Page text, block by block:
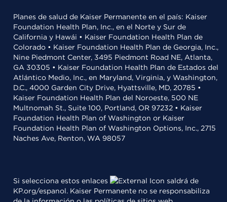
Planes de salud de Kaiser Permanente en el país: Kaiser
Foundation Health Plan, Inc., en el Norte y Sur de
California y Hawái • Kaiser Foundation Health Plan de
Colorado • Kaiser Foundation Health Plan de Georgia, Inc.,
Nine Piedmont Center, 3495 Piedmont Road NE, Atlanta,
GA 30305 • Kaiser Foundation Health Plan de Estados del
Atlántico Medio, Inc., en Maryland, Virginia, y Washington,
D.C., 4000 Garden City Drive, Hyattsville, MD, 20785 •
Kaiser Foundation Health Plan del Noroeste, 500 NE
Multnomah St., Suite 100, Portland, OR 97232 • Kaiser
Foundation Health Plan of Washington or Kaiser
Foundation Health Plan of Washington Options, Inc., 2715
Naches Ave, Renton, WA 98057
Si selecciona estos enlaces
saldrá de
KP.org/espanol. Kaiser Permanente no se responsabiliza